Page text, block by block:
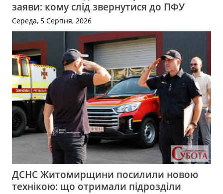
заяви: кому слід звернутися до ПФУ
Середа, 5 Серпня, 2026
ДСНС Житомирщини посилили новою
технікою: що отримали підрозділи